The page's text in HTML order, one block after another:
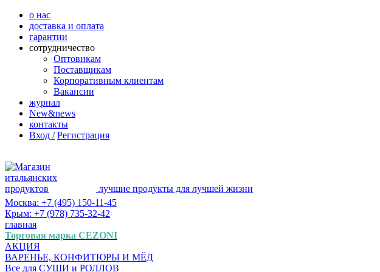
о нас
доставка и оплата
гарантии
сотрудничество
Оптовикам
Поставщикам
Корпоративным клиентам
Вакансии
журнал
New&news
контакты
Вход / Регистрация
лучшие продукты для лучшей жизни
Москва: +7 (495) 150-11-45
Крым: +7 (978) 735-32-42
главная
Торговая марка CEZONI
АКЦИЯ
ВАРЕНЬЕ, КОНФИТЮРЫ И МЁД
Все для СУШИ и РОЛЛОВ